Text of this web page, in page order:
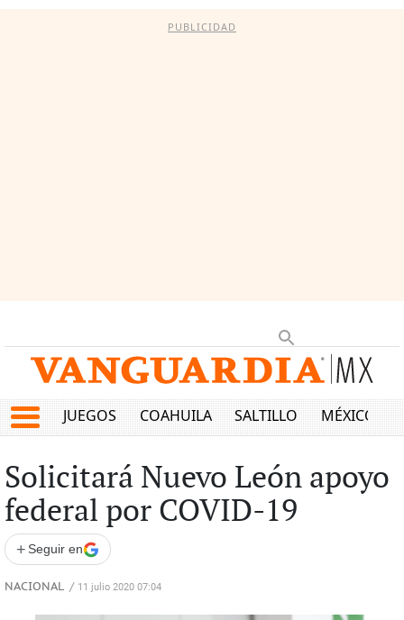
PUBLICIDAD
JUEGOS COAHUILA SALTILLO MÉXICO
Solicitará Nuevo León apoyo
federal por COVID-19
+ Seguir en
NACIONAL / 11 julio 2020 07:04